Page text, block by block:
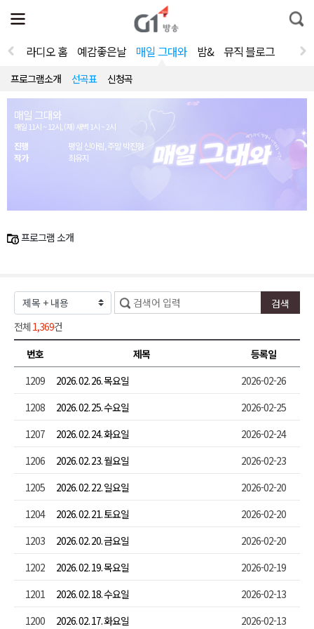
전
체
뉴
열
통
합
라디오 홈 예감좋은날 매일 그대와 밤& 뮤직 블로그
프로그램소개 선곡표 신청곡
매일 그대와
매일 11시 ~ 12시, (재) 새벽 1시 ~ 2시
진행
평일 신아림, 주말 박진형
작가
최유지
프로그램 소개
전체 1,369건
번호
제목
등록일
1209
2026. 02. 26. 목요일
2026-02-26
1208
2026. 02. 25. 수요일
2026-02-25
1207
2026. 02. 24. 화요일
2026-02-24
1206
2026. 02. 23. 월요일
2026-02-23
1205
2026. 02. 22. 일요일
2026-02-20
1204
2026. 02. 21. 토요일
2026-02-20
1203
2026. 02. 20. 금요일
2026-02-20
1202
2026. 02. 19. 목요일
2026-02-19
1201
2026. 02. 18. 수요일
2026-02-13
1200
2026. 02. 17. 화요일 2026-02-13